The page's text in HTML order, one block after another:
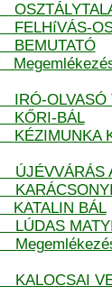
BEMUTATÓ
OLVASÓ
KŐRI-BÁL
ÚJÉVVÁRÁS
KATALIN BÁL
LÚDAS
KALOCSAI